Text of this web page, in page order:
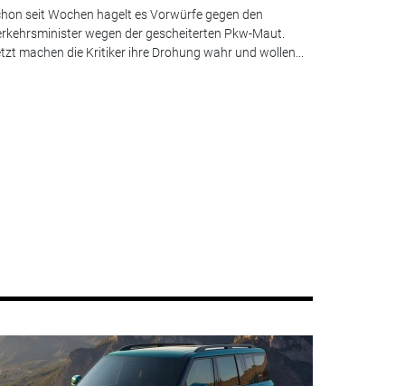
seit Wochen hagelt es Vorwürfe gegen den
wegen der gescheiterten Pkw-Maut.
machen die Kritiker ihre Drohung wahr und wollen...